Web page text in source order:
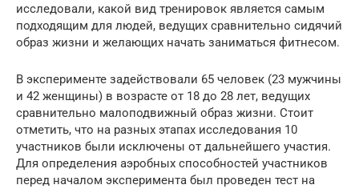
исследовали, какой вид тренировок является самым
подходящим для людей, ведущих сравнительно сидячий
образ жизни и желающих начать заниматься фитнесом.
В эксперименте задействовали 65 человек (23 мужчины
и 42 женщины) в возрасте от 18 до 28 лет, ведущих
сравнительно малоподвижный образ жизни. Стоит
отметить, что на разных этапах исследования 10
участников были исключены от дальнейшего участия.
Для определения аэробных способностей участников
перед началом эксперимента был проведен тест на